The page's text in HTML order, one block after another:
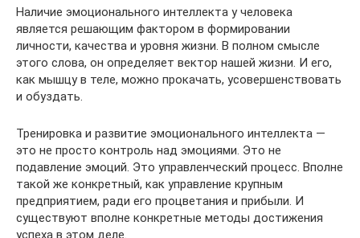
Наличие эмоционального интеллекта у человека
является решающим фактором в формировании
личности, качества и уровня жизни. В полном смысле
этого слова, он определяет вектор нашей жизни. И его,
как мышцу в теле, можно прокачать, усовершенствовать
и обуздать.
Тренировка и развитие эмоционального интеллекта —
это не просто контроль над эмоциями. Это не
подавление эмоций. Это управленческий процесс. Вполне
такой же конкретный, как управление крупным
предприятием, ради его процветания и прибыли. И
существуют вполне конкретные методы достижения
успеха в этом деле.